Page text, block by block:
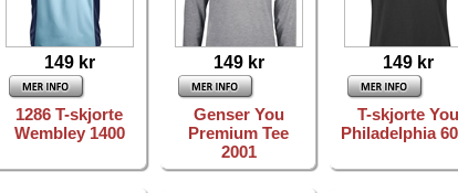
149 kr
1286 T-skjorte
Wembley 1400
149 kr
Genser You
Premium Tee
2001
149 kr
T-skjorte You
Philadelphia